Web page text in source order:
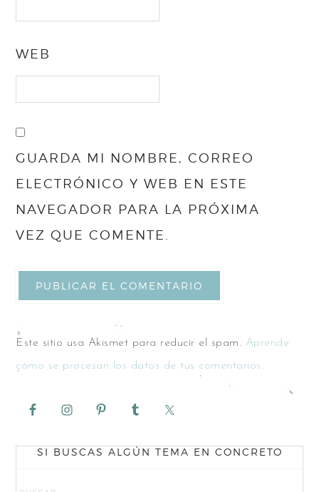
WEB
GUARDA MI NOMBRE, CORREO
ELECTRÓNICO Y WEB EN ESTE
NAVEGADOR PARA LA PRÓXIMA
VEZ QUE COMENTE.
Este sitio usa Akismet para reducir el spam. Aprende
cómo se procesan los datos de tus comentarios.
SI BUSCAS ALGÚN TEMA EN CONCRETO